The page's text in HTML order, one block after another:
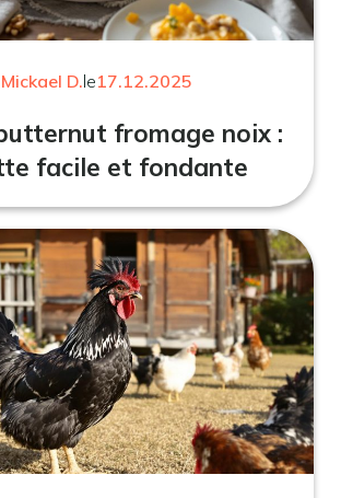
Mickael D.le17.12.2025
fromage noix :
facile et fondante